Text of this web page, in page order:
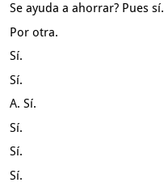
Se ayuda a ahorrar? Pues sí.
Por otra.
Sí.
Sí.
A. Sí.
Sí.
Sí.
Sí.